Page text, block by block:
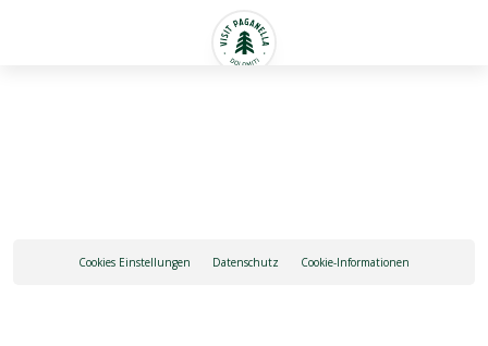
Cookies Einstellungen Datenschutz Cookie-Informationen